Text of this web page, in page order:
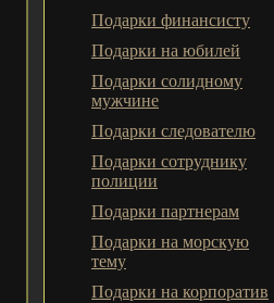
Подарки финансисту
Подарки на юбилей
Подарки солидному
мужчине
Подарки следователю
Подарки сотруднику
полиции
Подарки партнерам
Подарки на морскую
тему
Подарки на корпоратив